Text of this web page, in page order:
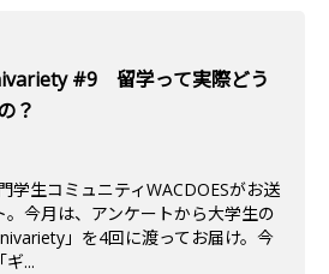
#9 留学って実際どう
？
学生コミュニティWACDOESがお送
。今月は、アンケートから大学生の
」を4回に渡ってお届け。今
...